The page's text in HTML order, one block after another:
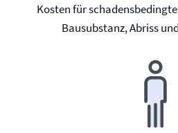
Kosten für
Bausubstanz, Abriss